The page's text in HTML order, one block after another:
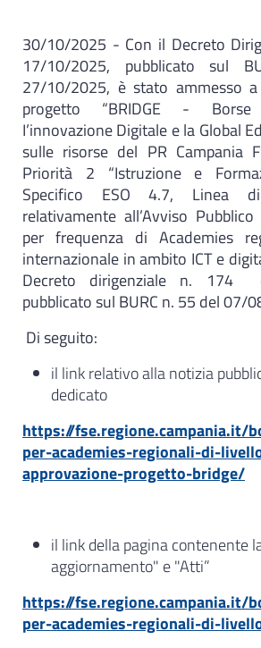
30/10/2025 - Con il Decreto
17/10/2025, pubblicato sul
27/10/2025, è stato ammesso
progetto “BRIDGE -
I’innovazione Digitale e la Global
sulle risorse del PR Campania
Priorità 2 “Istruzione e
Specifico ESO 4.7, Linea
relativamente all’Avviso
per frequenza di Academies
internazionale in ambito ICT e
Decreto dirigenziale n. 174
pubblicato sul BURC n. 55 del 07/
Di seguito:
il link relativo alla notizia
dedicato
https://fse.regione.campania.it/
per-academies-regionali-di-
approvazione-progetto-bridge/
il link della pagina contenente
aggiornamento" e "Atti”
https://fse.regione.campania.it/
per-academies-regionali-di-